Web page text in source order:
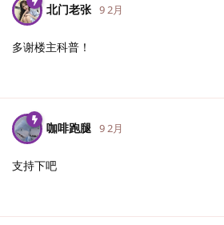
北门老张 9 2月
多谢楼主科普！
咖啡跑腿 9 2月
支持下吧